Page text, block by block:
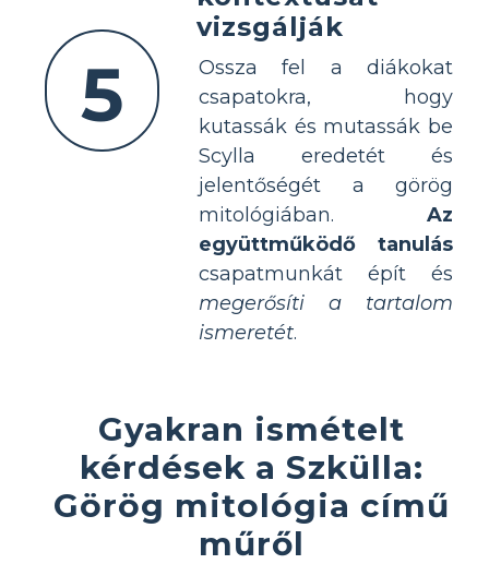
5
vizsgálják
Ossza fel a diákokat
csapatokra, hogy
kutassák és mutassák be
Scylla eredetét és
jelentőségét a görög
mitológiában. Az
együttműködő tanulás
csapatmunkát épít és
megerősíti a tartalom
ismeretét.
Gyakran ismételt
kérdések a Szkülla:
Görög mitológia című
műről